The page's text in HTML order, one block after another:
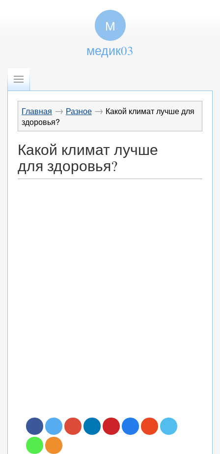
М
медик03
Главная → Разное → Какой климат лучше для
здоровья?
Какой климат лучше
для здоровья?